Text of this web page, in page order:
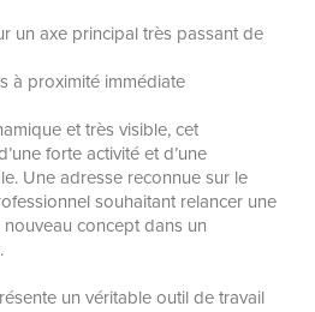
un axe principal très passant de
à proximité immédiate
et très visible, cet
forte activité et d’une
Une adresse reconnue sur le
souhaitant relancer une
concept dans un
un véritable outil de travail